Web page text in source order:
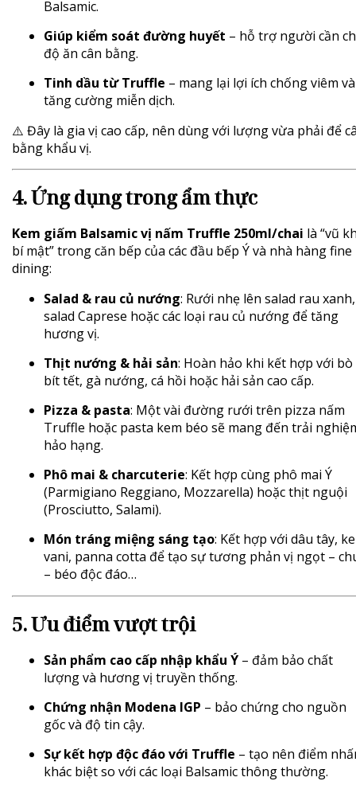
Balsamic.
Giúp kiểm soát đường huyết – hỗ trợ người cần
độ ăn cân bằng.
Tinh dầu từ Truffle – mang lại lợi ích chống viêm và
tăng cường miễn dịch.
⚠️ Đây là gia vị cao cấp, nên dùng với lượng vừa phải để
bằng khẩu vị.
4. Ứng dụng trong ẩm thực
Kem giấm Balsamic vị nấm Truffle 250ml/chai là “vũ
bí mật” trong căn bếp của các đầu bếp Ý và nhà hàng fine
dining:
Salad & rau củ nướng: Rưới nhẹ lên salad rau xanh,
salad Caprese hoặc các loại rau củ nướng để tăng
hương vị.
Thịt nướng & hải sản: Hoàn hảo khi kết hợp với bò
bít tết, gà nướng, cá hồi hoặc hải sản cao cấp.
Pizza & pasta: Một vài đường rưới trên pizza nấm
Truffle hoặc pasta kem béo sẽ mang đến trải
hảo hạng.
Phô mai & charcuterie: Kết hợp cùng phô mai Ý
(Parmigiano Reggiano, Mozzarella) hoặc thịt nguội
(Prosciutto, Salami).
Món tráng miệng sáng tạo: Kết hợp với dâu tây,
vani, panna cotta để tạo sự tương phản vị ngọt –
– béo độc đáo…
5. Ưu điểm vượt trội
Sản phẩm cao cấp nhập khẩu Ý – đảm bảo chất
lượng và hương vị truyền thống.
Chứng nhận Modena IGP – bảo chứng cho nguồn
gốc và độ tin cậy.
Sự kết hợp độc đáo với Truffle – tạo nên điểm
khác biệt so với các loại Balsamic thông thường.